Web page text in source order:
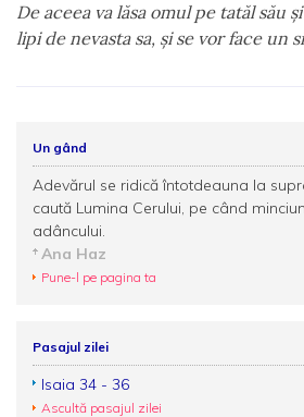
De aceea va lăsa omul pe tatăl său
lipi de nevasta sa, şi se vor face un
Un gând
Adevărul se ridică întotdeauna la
caută Lumina Cerului, pe când
adâncului.
Ana Haz
Pune-l pe pagina ta
Pasajul zilei
Isaia 34 - 36
Ascultă pasajul zilei